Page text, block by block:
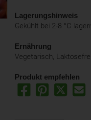
Lagerungshinweis
Gekühlt bei 2-8 °C
Ernährung
Vegetarisch, Laktosefrei
Produkt empfehlen